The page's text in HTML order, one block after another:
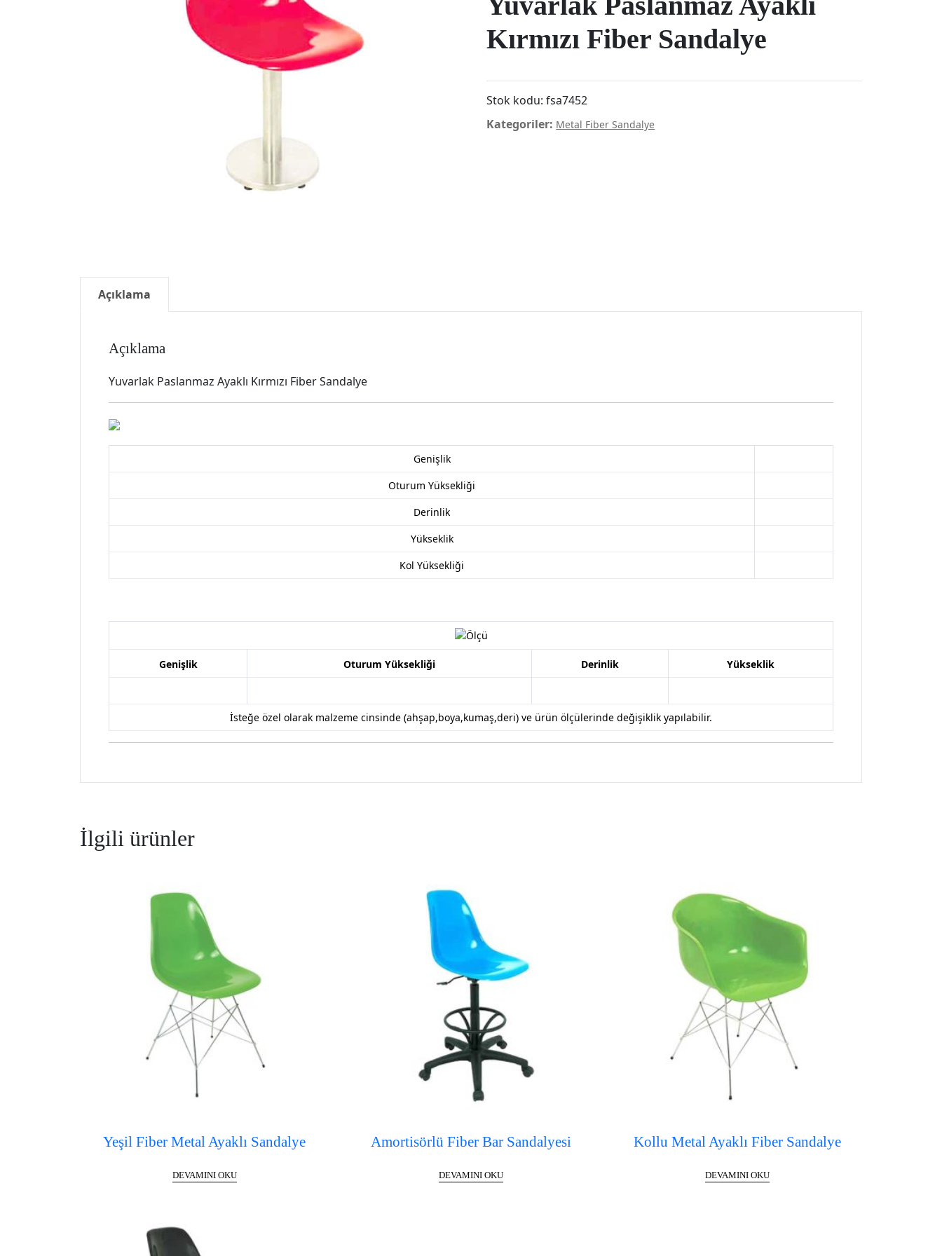
Kırmızı Fiber Sandalye
Stok kodu:fsa7452
Kategoriler: Metal Fiber Sandalye
Açıklama
Açıklama
Yuvarlak Paslanmaz Ayaklı Kırmızı Fiber Sandalye
Genişlik
Oturum Yüksekliği
Derinlik
Yükseklik
Kol Yüksekliği
Genişlik Oturum Yüksekliği Derinlik Yükseklik
İsteğe özel olarak malzeme cinsinde (ahşap,boya,kumaş,deri) ve ürün ölçülerinde değişiklik yapılabilir.
İlgili ürünler
Yeşil Fiber Metal Ayaklı Sandalye
DEVAMINI OKU
Amortisörlü Fiber Bar Sandalyesi
DEVAMINI OKU
Kollu Metal Ayaklı Fiber Sandalye
DEVAMINI OKU